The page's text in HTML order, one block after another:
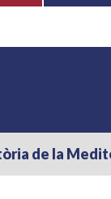
de la